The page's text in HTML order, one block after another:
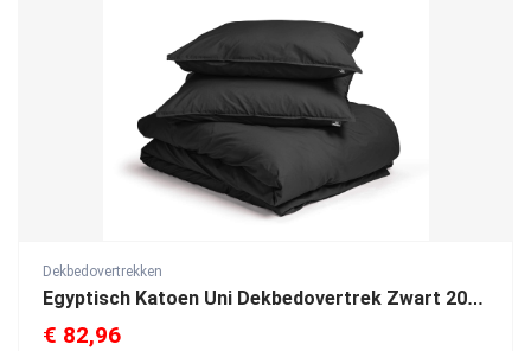
Dekbedovertrekken
Egyptisch Katoen Uni Dekbedovertrek Zwart 200 x 200/260
€ 82,96